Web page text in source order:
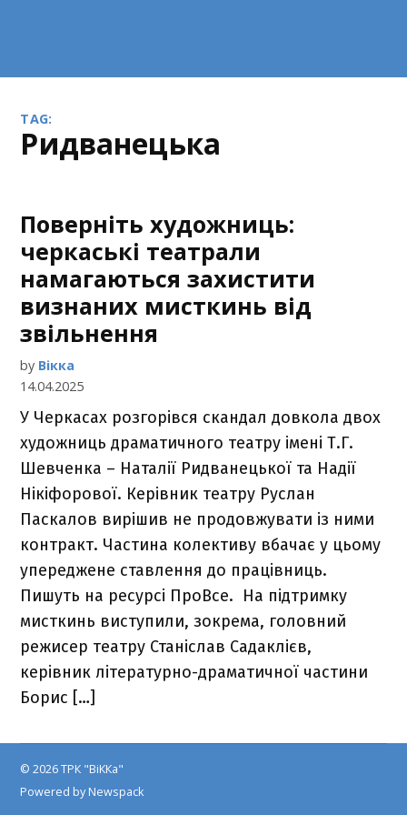
TAG:
Ридванецька
Поверніть художниць:
черкаські театрали
намагаються захистити
визнаних мисткинь від
звільнення
by Вікка
14.04.2025
У Черкасах розгорівся скандал довкола двох
художниць драматичного театру імені Т.Г.
Шевченка – Наталії Ридванецької та Надії
Нікіфорової. Керівник театру Руслан
Паскалов вирішив не продовжувати із ними
контракт. Частина колективу вбачає у цьому
упереджене ставлення до працівниць.
Пишуть на ресурсі ПроВсе. На підтримку
мисткинь виступили, зокрема, головний
режисер театру Станіслав Садаклієв,
керівник літературно-драматичної частини
Борис […]
© 2026 ТРК "ВіККа"
Powered by Newspack